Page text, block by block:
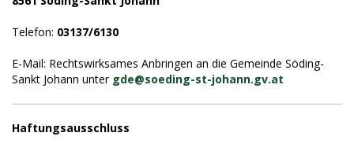
Telefon: 03137/6130
E-Mail: Rechtswirksames Anbringen an die Gemeinde Söding-
Sankt Johann unter gde@soeding-st-johann.gv.at
Haftungsausschluss